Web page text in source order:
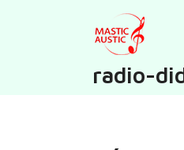
radio-